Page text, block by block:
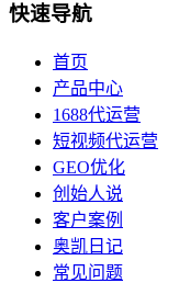
快速导航
首页
产品中心
1688代运营
短视频代运营
GEO优化
创始人说
客户案例
奥凯日记
常见问题